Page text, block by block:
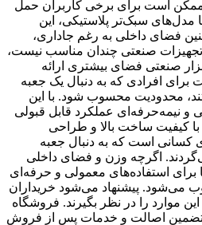
ممکن است برای برخی کاربران حمل
مدل‌های سبک‌تر پلاستیکی، این
فضای داخلی به رغم جاداری،
تجهیزات صنعتی چندان مناسب نیست،
صنعتی فضای بیشتری ارائه
افرادی که به دنبال یک جعبه
محدودیت محسوب شود. با این
و نیمه‌حرفه‌ای عملکرد قابل قبولی
کیفیت ساخت بالا و طراحی
کسانی است که به دنبال جعبه
اگرچه وزن و فضای داخلی
برای استفاده‌های معمولی و حرفه‌ای
پیشنهاد می‌شود خریداران
موارد را در نظر بگیرند. فروشگاه
تضمین اصالت و خدمات پس از فروش